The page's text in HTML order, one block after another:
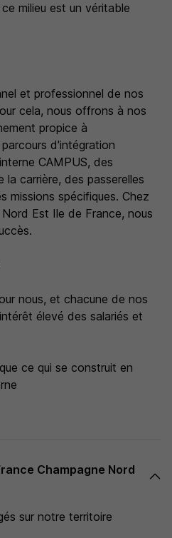
milieu est un véritable
et professionnel de nos
cela, nous offrons à nos
propice à
d'intégration
CAMPUS, des
carrière, des passerelles
missions spécifiques. Chez
Nord Est Ile de France, nous
nous, et chacune de nos
élevé des salariés et
ce qui se construit en
Champagne Nord
sur notre territoire